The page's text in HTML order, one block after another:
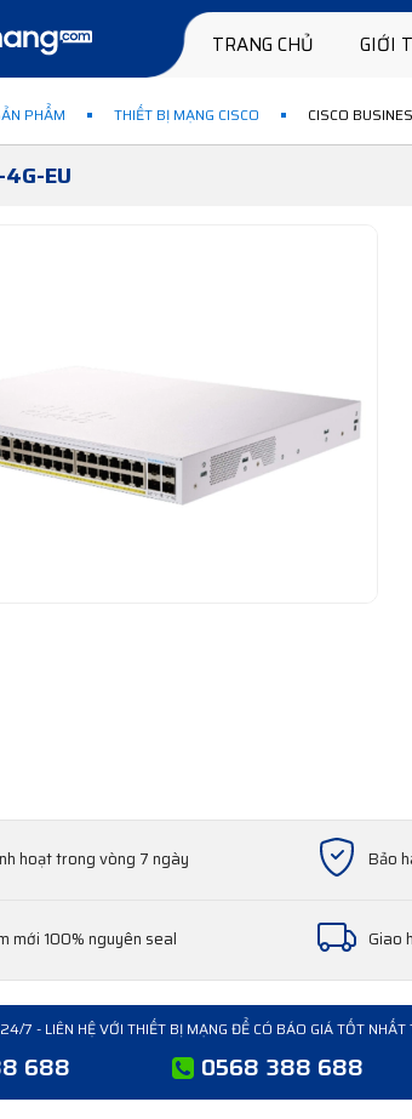
TRANG CHỦ GIỚI
PHẨM THIẾT BỊ MẠNG CISCO CISCO
EU
hoạt trong vòng 7 ngày Bảo
mới 100% nguyên seal Giao
7 - LIÊN HỆ VỚI THIẾT BỊ MẠNG ĐỂ CÓ BÁO GIÁ TỐT
688 0568 388 688